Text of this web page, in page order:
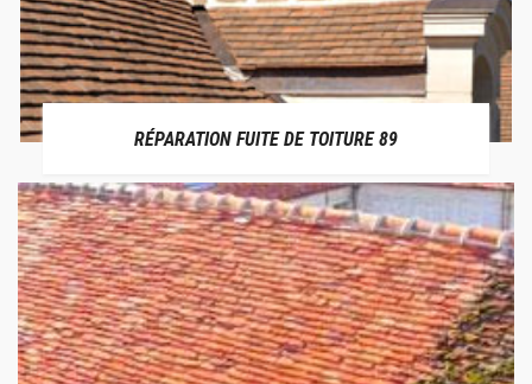
RÉPARATION FUITE DE TOITURE 89